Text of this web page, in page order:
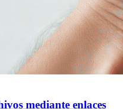
mediante enlaces